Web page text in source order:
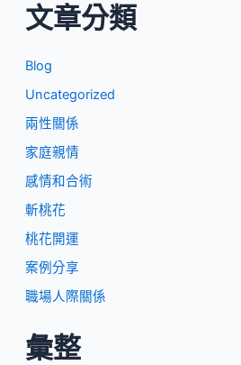
文章分類
Blog
Uncategorized
兩性關係
家庭親情
感情和合術
斬桃花
桃花開運
案例分享
職場人際關係
彙整